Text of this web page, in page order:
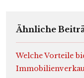
Ähnliche
Welche Vorteile